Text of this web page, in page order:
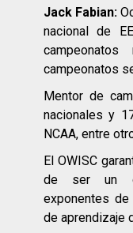
Jack Fabian:
nacional de
campeonatos
campeonatos
Mentor de
nacionales y
NCAA, entre
El OWISC
de ser un
exponentes
de aprendizaje